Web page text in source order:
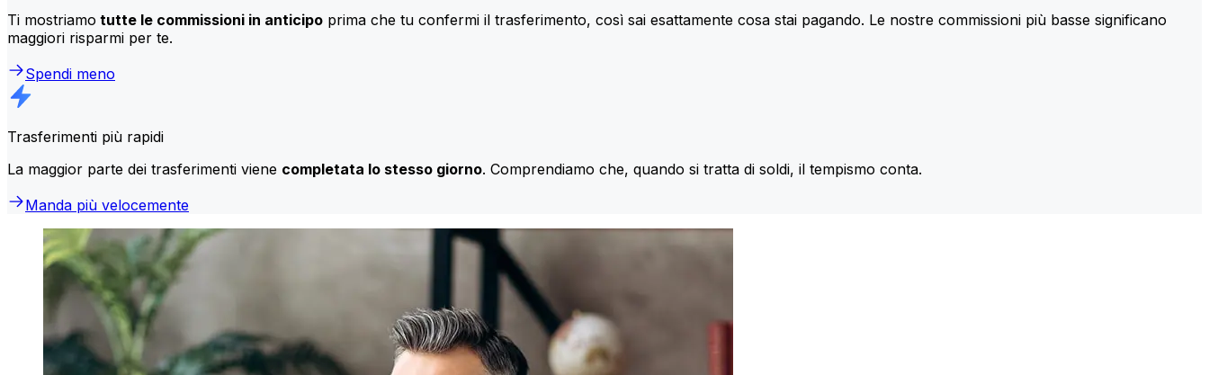
Ti mostriamo tutte le commissioni in anticipo prima che tu confermi il trasferimento, così sai esattamente cosa stai pagando. Le nostre commissioni più basse significano
maggiori risparmi per te.
Spendi meno
Trasferimenti più rapidi
La maggior parte dei trasferimenti viene completata lo stesso giorno. Comprendiamo che, quando si tratta di soldi, il tempismo conta.
Manda più velocemente